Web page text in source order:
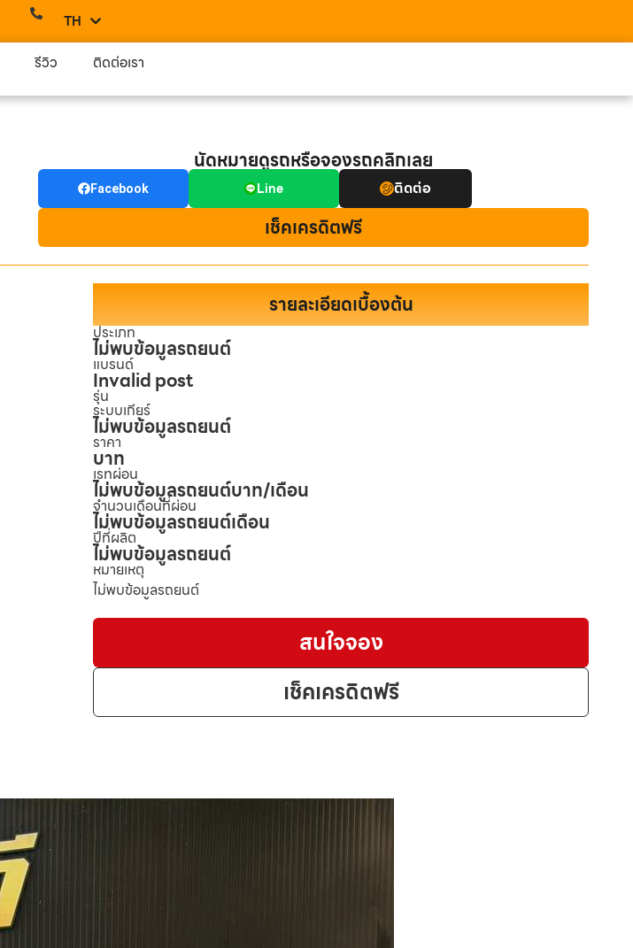
TH
EN
รีวิว ติดต่อเรา
นัดหมายดูรถหรือจองรถคลิกเลย
Facebook Line ติดต่อ
เช็คเครดิตฟรี
รายละเอียดเบื้องต้น
ประเภท
ไม่พบข้อมูลรถยนต์
แบรนด์
Invalid post
รุ่น
ระบบเกียร์
ไม่พบข้อมูลรถยนต์
ราคา
บาท
เรทผ่อน
ไม่พบข้อมูลรถยนต์บาท/เดือน
จำนวนเดือนที่ผ่อน
ไม่พบข้อมูลรถยนต์เดือน
ปีที่ผลิต
ไม่พบข้อมูลรถยนต์
หมายเหตุ
ไม่พบข้อมูลรถยนต์
สนใจจอง
เช็คเครดิตฟรี